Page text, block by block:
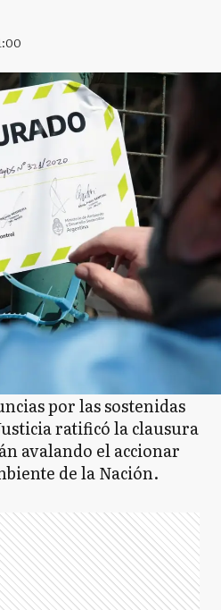
por las sostenidas
ratificó la clausura
avalando el accionar
de la Nación.